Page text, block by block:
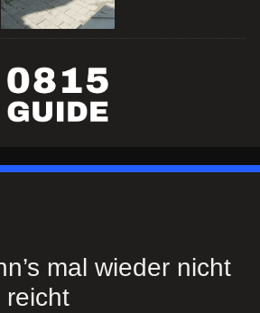
mal wieder nicht
reicht